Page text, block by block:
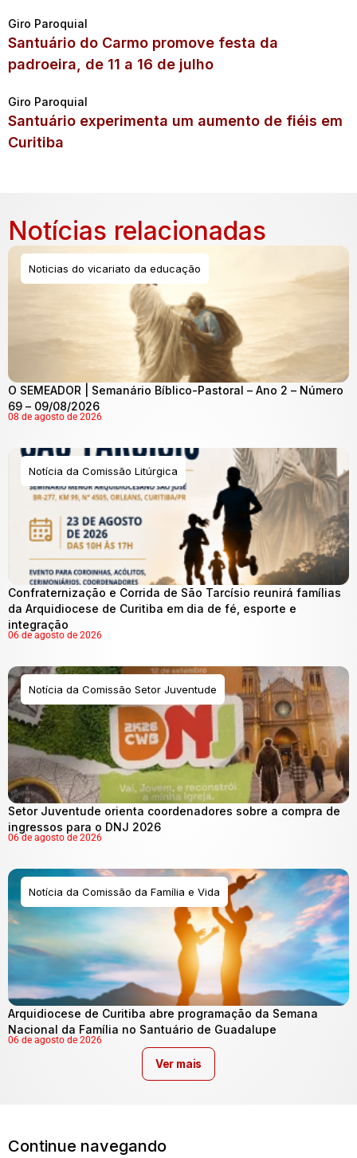
Giro Paroquial
Santuário do Carmo promove festa da
padroeira, de 11 a 16 de julho
Giro Paroquial
Santuário experimenta um aumento de fiéis em
Curitiba
Notícias relacionadas
Noticias do vicariato da educação
O SEMEADOR | Semanário Bíblico-Pastoral – Ano 2 – Número
69 – 09/08/2026
08 de agosto de 2026
Notícia da Comissão Litúrgica
Confraternização e Corrida de São Tarcísio reunirá famílias
da Arquidiocese de Curitiba em dia de fé, esporte e
integração
06 de agosto de 2026
Notícia da Comissão Setor Juventude
Setor Juventude orienta coordenadores sobre a compra de
ingressos para o DNJ 2026
06 de agosto de 2026
Notícia da Comissão da Família e Vida
Arquidiocese de Curitiba abre programação da Semana
Nacional da Família no Santuário de Guadalupe
06 de agosto de 2026
Ver mais
Continue navegando